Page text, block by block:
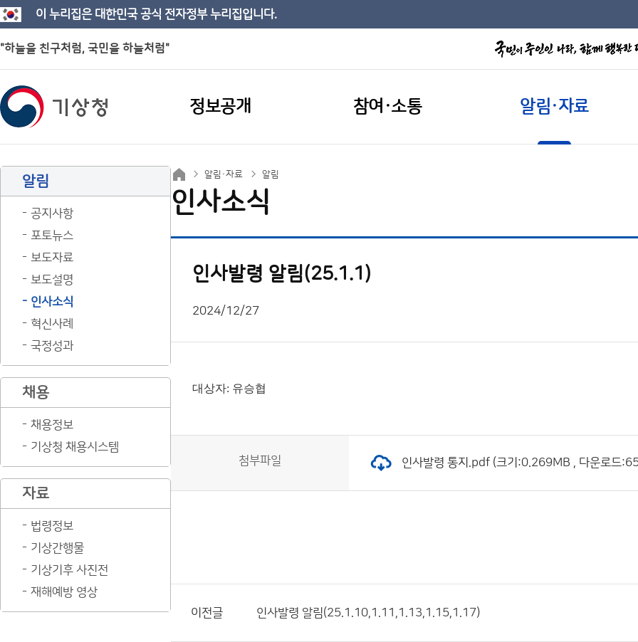
이 누리집은 대한민국 공식 전자정부 누리집입니다.
"하늘을 친구처럼, 국민을 하늘처럼"
정보공개 참여·소통 알림·자료
알림
공지사항
포토뉴스
보도자료
보도설명
인사소식
혁신사례
국정성과
채용
채용정보
기상청 채용시스템
자료
법령정보
기상간행물
기상기후 사진전
재해예방 영상
알림·자료 알림
인사소식
인사발령 알림(25.1.1)
2024/12/27
대상자: 유승협
첨부파일 인사발령 통지.pdf (크기:0.269MB , 다운로드
이전글 인사발령 알림(25.1.10,1.11,1.13,1.15,1.17)